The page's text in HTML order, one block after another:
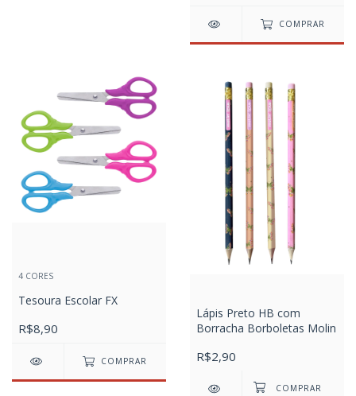
COMPRAR
4 CORES
Tesoura Escolar FX
R$8,90
COMPRAR
Lápis Preto HB com
Borracha Borboletas Molin
R$2,90